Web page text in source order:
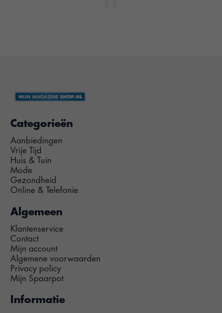
Categorieën
Aanbiedingen
Vrije Tijd
Huis & Tuin
Mode
Gezondheid
Online & Telefonie
Algemeen
Klantenservice
Contact
Mijn account
Algemene voorwaarden
Privacy policy
Mijn Spaarpot
Informatie